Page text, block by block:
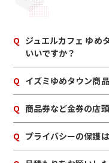
Q ジュエルカフェ ゆめ
いいですか？
A 電車・バスの場合：
り口から入ってまっ
クトのアイシティさ
い。ダイソーさんの
Q イズミゆめタウン商
A ジュエルカフェでは
がございますので、
の店舗までお気軽に
Q 商品券など金券の店
A いいえ。当店は買取
Q プライバシーの保護